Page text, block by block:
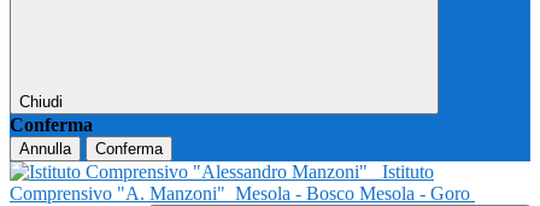
Chiudi
Conferma
Annulla Conferma
Istituto
Comprensivo "A. Manzoni" Mesola - Bosco Mesola - Goro